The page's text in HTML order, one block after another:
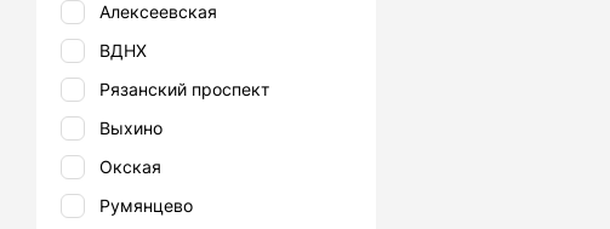
Алексеевская
ВДНХ
Рязанский проспект
Выхино
Окская
Румянцево